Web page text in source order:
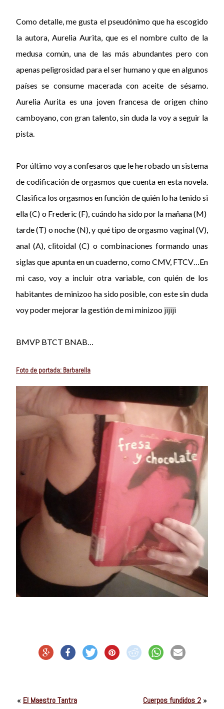
Como detalle, me gusta el pseudónimo que ha escogido
la autora, Aurelia Aurita, que es el nombre culto de la
medusa común, una de las más abundantes pero con
apenas peligrosidad para el ser humano y que en algunos
países se consume macerada con aceite de sésamo.
Aurelia Aurita es una joven francesa de origen chino
camboyano, con gran talento, sin duda la voy a seguir la
pista.
Por último voy a confesaros que le he robado un sistema
de codificación de orgasmos que cuenta en esta novela.
Clasifica los orgasmos en función de quién lo ha tenido si
ella (C) o Frederic (F), cuándo ha sido por la mañana (M)
tarde (T) o noche (N), y qué tipo de orgasmo vaginal (V),
anal (A), clitoidal (C) o combinaciones formando unas
siglas que apunta en un cuaderno, como CMV, FTCV…En
mi caso, voy a incluir otra variable, con quién de los
habitantes de minizoo ha sido posible, con este sin duda
voy poder mejorar la gestión de mi minizoo jijiji
BMVP BTCT BNAB…
Foto de portada: Barbarella
« El Maestro Tantra Cuerpos fundidos 2 »